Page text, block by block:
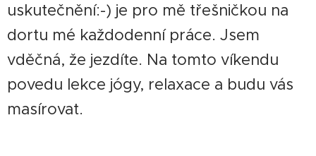
uskutečnění:-) je pro mě třešničkou na
dortu mé každodenní práce. Jsem
vděčná, že jezdíte. Na tomto víkendu
povedu lekce jógy, relaxace a budu vás
masírovat.